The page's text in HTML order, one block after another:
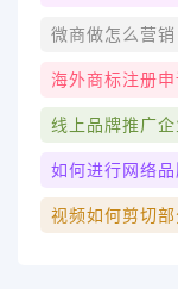
微商做怎么营销
海外商标注册
线上品牌推广企
如何进行网络
视频如何剪切